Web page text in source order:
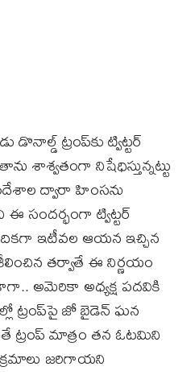
డొనాల్డ్ ట్రంప్‌కు ట్విట్టర్
శాశ్వతంగా నిషేధిస్తున్నట్టు
ద్వారా హింసను
సందర్భంగా ట్విట్టర్
ఇటీవల ఆయన ఇచ్చిన
తర్వాతే ఈ నిర్ణయం
కాగా.. అమెరికా అధ్యక్ష పదవికి
ట్రంప్‌పై జో బైడెన్ ఘన
మాత్రం తన ఓటమిని
జరిగాయని